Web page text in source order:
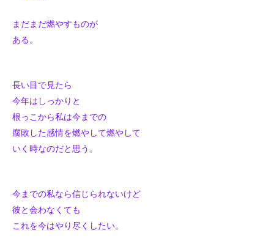
まだまだ燃やすものが
ある。
長い目で見たら
今年はしっかりと
根っこから私は今までの
腐敗した感情を燃やして燃やして
いく時なのだと思う。
今までの私なら信じられないけど
彼と会わなくても
これを今はやり尽くしたい。